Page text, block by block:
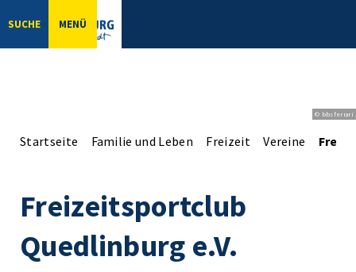
SUCHE MENÜ
© bbsferrari
Startseite Familie und Leben Freizeit Vereine
Freizeitsportclub
Quedlinburg e.V.